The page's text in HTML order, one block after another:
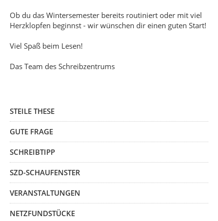
Ob du das Wintersemester bereits routiniert oder mit viel
Herzklopfen beginnst - wir wünschen dir einen guten Start!
Viel Spaß beim Lesen!
Das Team des Schreibzentrums
STEILE THESE
GUTE FRAGE
SCHREIBTIPP
SZD-SCHAUFENSTER
VERANSTALTUNGEN
NETZFUNDSTÜCKE